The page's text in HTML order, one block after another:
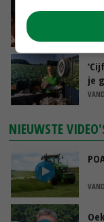
je
NIEUWSTE